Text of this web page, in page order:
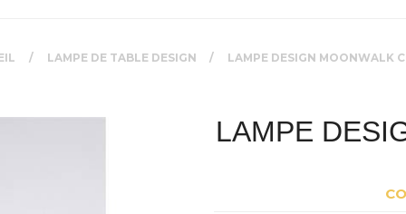
LAMPE DE TABLE DESIGN LAMPE DESIGN MOONWALK
LAMPE